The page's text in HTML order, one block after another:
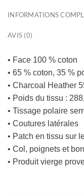
INFORMATIONS
AVIS (0)
• Face 100 % coton
• 65 % coton, 35 %
• Charcoal Heather
• Poids du tissu :
• Tissage polaire
• Coutures latérales
• Patch en tissu sur
• Col, poignets et
• Produit vierge